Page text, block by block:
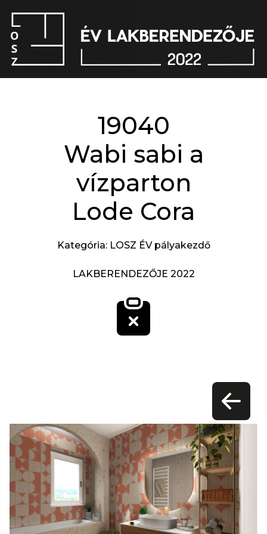
19040
Wabi sabi a
vízparton
Lode Cora
Kategória: LOSZ ÉV pályakezdő
LAKBERENDEZŐJE 2022